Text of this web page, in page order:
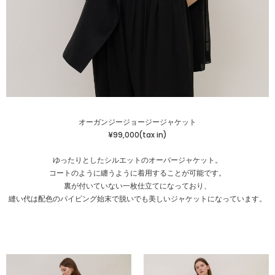
オーガンジージョージージャケット
¥99,000(tax in)
ゆったりとしたシルエットのオーバージャケット。
コートのように纏うように着用することが可能です。
裏が付いていない一枚仕立てになっており、
縫い代は配色のパイピング始末で脱いでも美しいジャケットになっています。